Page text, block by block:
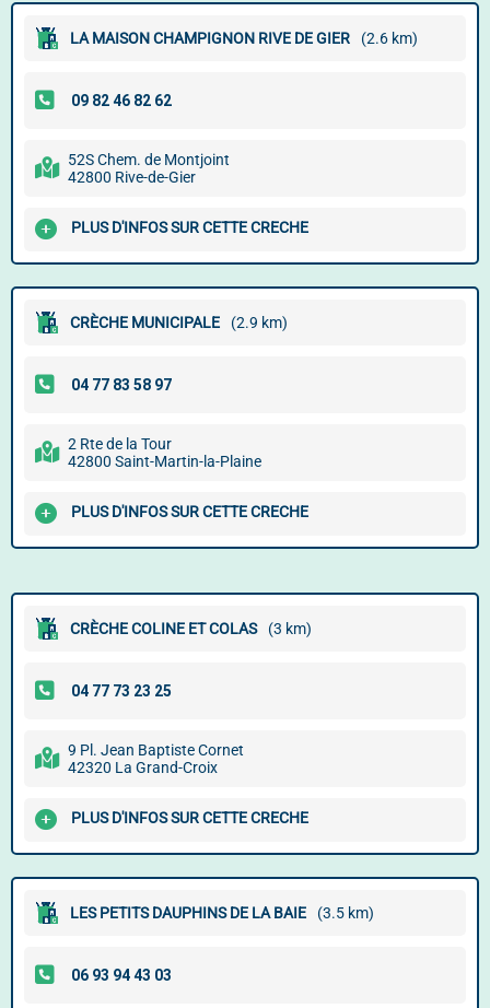
LA MAISON CHAMPIGNON RIVE DE GIER (2.6 km)
52S Chem. de Montjoint
42800 Rive-de-Gier
PLUS D'INFOS SUR CETTE CRECHE
CRÈCHE MUNICIPALE (2.9 km)
2 Rte de la Tour
42800 Saint-Martin-la-Plaine
PLUS D'INFOS SUR CETTE CRECHE
CRÈCHE COLINE ET COLAS (3 km)
9 Pl. Jean Baptiste Cornet
42320 La Grand-Croix
PLUS D'INFOS SUR CETTE CRECHE
LES PETITS DAUPHINS DE LA BAIE (3.5 km)